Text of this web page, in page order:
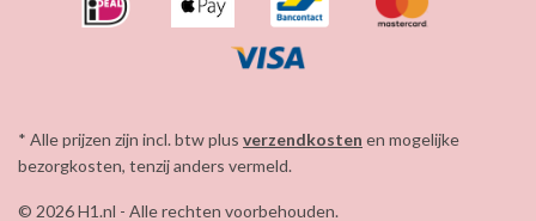
* Alle prijzen zijn incl. btw plus verzendkosten en mogelijke
bezorgkosten, tenzij anders vermeld.
© 2026 H1.nl - Alle rechten voorbehouden.